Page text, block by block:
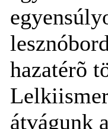
hazatérõ
átvágunk